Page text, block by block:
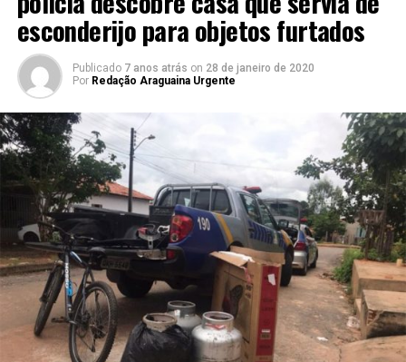
esconderijo para objetos furtados
Publicado 7 anos atrás on 28 de janeiro de 2020
Por Redação Araguaina Urgente